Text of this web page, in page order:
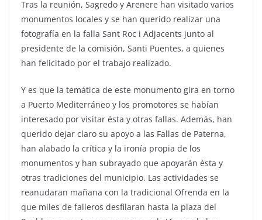
Tras la reunión, Sagredo y Arenere han visitado varios
monumentos locales y se han querido realizar una
fotografía en la falla Sant Roc i Adjacents junto al
presidente de la comisión, Santi Puentes, a quienes
han felicitado por el trabajo realizado.
Y es que la temática de este monumento gira en torno
a Puerto Mediterráneo y los promotores se habían
interesado por visitar ésta y otras fallas. Además, han
querido dejar claro su apoyo a las Fallas de Paterna,
han alabado la crítica y la ironía propia de los
monumentos y han subrayado que apoyarán ésta y
otras tradiciones del municipio. Las actividades se
reanudaran mañana con la tradicional Ofrenda en la
que miles de falleros desfilaran hasta la plaza del